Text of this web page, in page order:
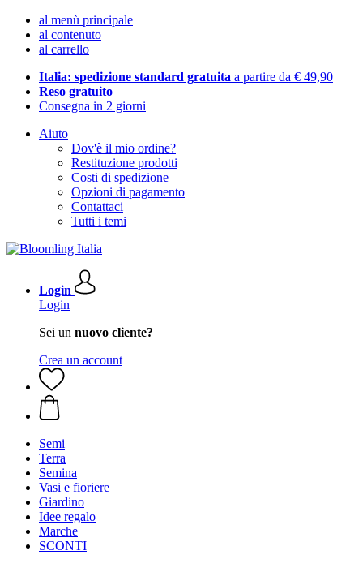
al menù principale
al contenuto
al carrello
Italia: spedizione standard gratuita a partire da € 49,90
Reso gratuito
Consegna in 2 giorni
Aiuto
Dov'è il mio ordine?
Restituzione prodotti
Costi di spedizione
Opzioni di pagamento
Contattaci
Tutti i temi
Login
Login
Sei un nuovo cliente?
Crea un account
Semi
Terra
Semina
Vasi e fioriere
Giardino
Idee regalo
Marche
SCONTI